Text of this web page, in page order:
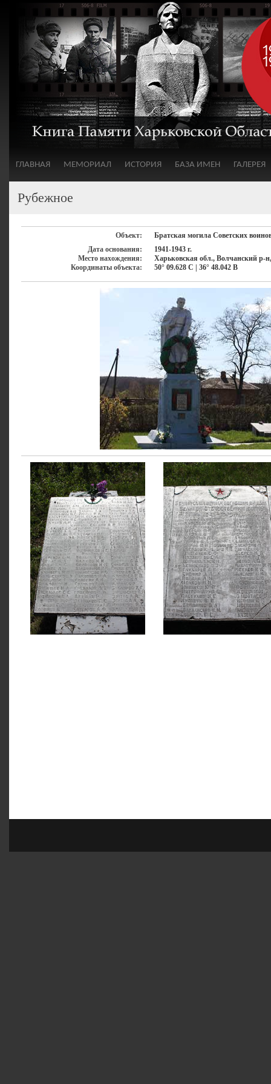
ГЛАВНАЯ МЕМОРИАЛ ИСТОРИЯ БАЗА ИМЕН ГАЛЕРЕЯ
Рубежное
Объект:
Братская могила Советских
Дата основания:
1941-1943 г.
Место нахождения:
Харьковская обл., Волчанский р-
Координаты объекта:
50° 09.628 С | 36° 48.042 В